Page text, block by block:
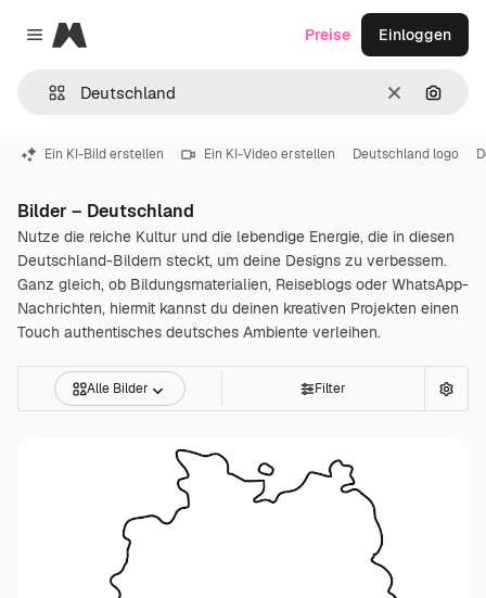
Close menu
Magnific
LöschenNach
Preise Einloggen
Ein KI-Bild erstellen Ein KI-Video erstellen Deutschland logo
Bilder – Deutschland
Nutze die reiche Kultur und die lebendige Energie, die in diesen
Deutschland-Bildern steckt, um deine Designs zu verbessern.
Ganz gleich, ob Bildungsmaterialien, Reiseblogs oder WhatsApp-
Nachrichten, hiermit kannst du deinen kreativen Projekten einen
Touch authentisches deutsches Ambiente verleihen.
Alle Bilder Filter